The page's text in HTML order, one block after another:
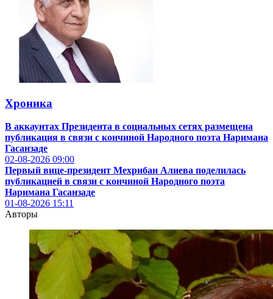
Хроника
В аккаунтах Президента в социальных сетях размещена
публикация в связи с кончиной Народного поэта Наримана
Гасанзаде
02-08-2026 09:00
Первый вице-президент Мехрибан Алиева поделилась
публикацией в связи с кончиной Народного поэта
Наримана Гасанзаде
01-08-2026 15:11
Авторы